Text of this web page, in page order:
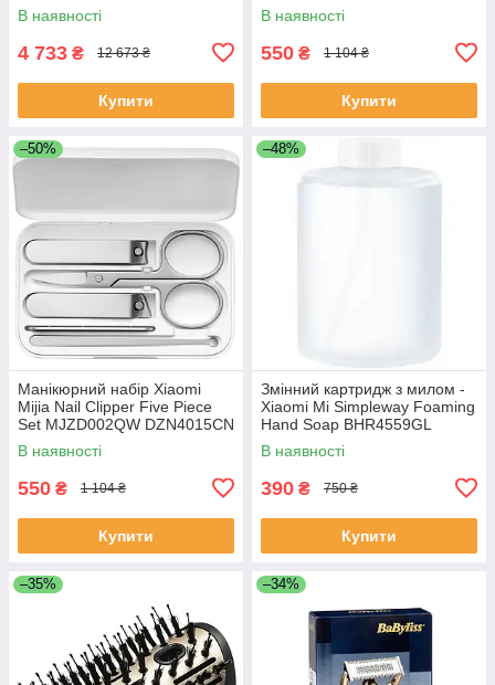
В наявності
4 733 ₴ 12 673 ₴
Купити
В наявності
550 ₴ 1 104 ₴
Купити
–50%
Манікюрний набір Xiaomi
Mijia Nail Clipper Five Piece
Set MJZD002QW DZN4015CN
В наявності
550 ₴ 1 104 ₴
Купити
–48%
Змінний картридж з милом -
Xiaomi Mi Simpleway Foaming
Hand Soap BHR4559GL
В наявності
390 ₴ 750 ₴
Купити
–35% –34%